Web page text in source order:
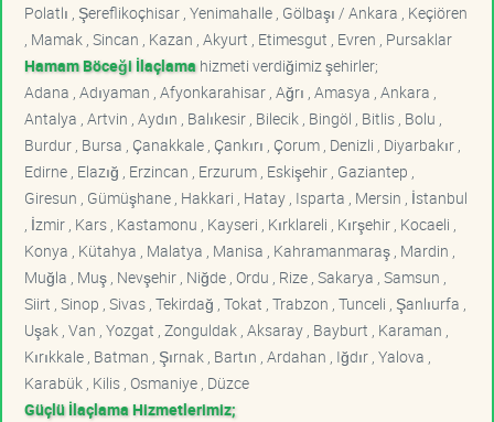
Polatlı , Şereflikoçhisar , Yenimahalle , Gölbaşı / Ankara , Keçiören
, Mamak , Sincan , Kazan , Akyurt , Etimesgut , Evren , Pursaklar
Hamam Böceği İlaçlama hizmeti verdiğimiz şehirler;
Adana , Adıyaman , Afyonkarahisar , Ağrı , Amasya , Ankara ,
Antalya , Artvin , Aydın , Balıkesir , Bilecik , Bingöl , Bitlis , Bolu ,
Burdur , Bursa , Çanakkale , Çankırı , Çorum , Denizli , Diyarbakır ,
Edirne , Elazığ , Erzincan , Erzurum , Eskişehir , Gaziantep ,
Giresun , Gümüşhane , Hakkari , Hatay , Isparta , Mersin , İstanbul
, İzmir , Kars , Kastamonu , Kayseri , Kırklareli , Kırşehir , Kocaeli ,
Konya , Kütahya , Malatya , Manisa , Kahramanmaraş , Mardin ,
Muğla , Muş , Nevşehir , Niğde , Ordu , Rize , Sakarya , Samsun ,
Siirt , Sinop , Sivas , Tekirdağ , Tokat , Trabzon , Tunceli , Şanlıurfa ,
Uşak , Van , Yozgat , Zonguldak , Aksaray , Bayburt , Karaman ,
Kırıkkale , Batman , Şırnak , Bartın , Ardahan , Iğdır , Yalova ,
Karabük , Kilis , Osmaniye , Düzce
Güçlü İlaçlama Hizmetlerimiz;